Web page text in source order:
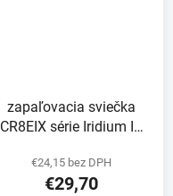
zapaľovacia sviečka
CR8EIX série Iridium IX
€24,15 bez DPH
€29,70